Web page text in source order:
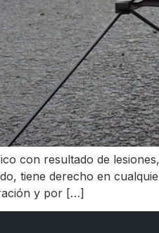
con resultado de
tiene derecho en
y por […]